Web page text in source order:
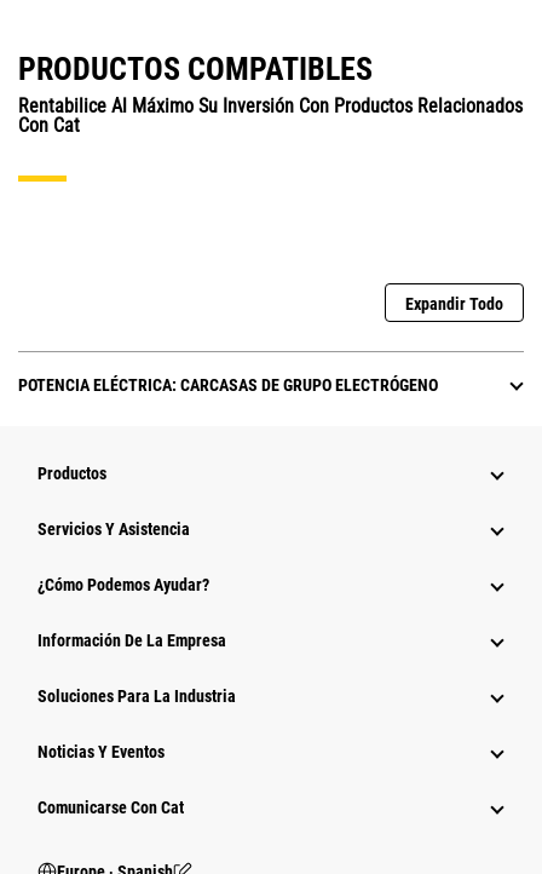
PRODUCTOS COMPATIBLES
Rentabilice Al Máximo Su Inversión Con Productos Relacionados
Con Cat
Expandir Todo
POTENCIA ELÉCTRICA: CARCASAS DE GRUPO ELECTRÓGENO
Productos
Servicios Y Asistencia
¿Cómo Podemos Ayudar?
Información De La Empresa
Soluciones Para La Industria
Noticias Y Eventos
Comunicarse Con Cat